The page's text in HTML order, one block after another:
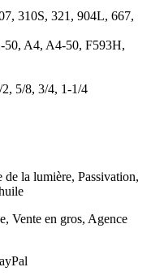
310S, 321, 904L, 667,
A4, A4-50, F593H,
5/8, 3/4, 1-1/4
la lumière, Passivation,
Vente en gros, Agence